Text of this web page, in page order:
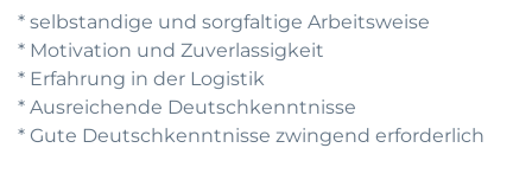
* selbstandige und sorgfaltige Arbeitsweise
* Motivation und Zuverlassigkeit
* Erfahrung in der Logistik
* Ausreichende Deutschkenntnisse
* Gute Deutschkenntnisse zwingend erforderlich